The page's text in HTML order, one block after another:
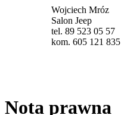
Wojciech Mróz
Salon Jeep
tel. 89 523 05 57
kom. 605 121 835
Nota prawna